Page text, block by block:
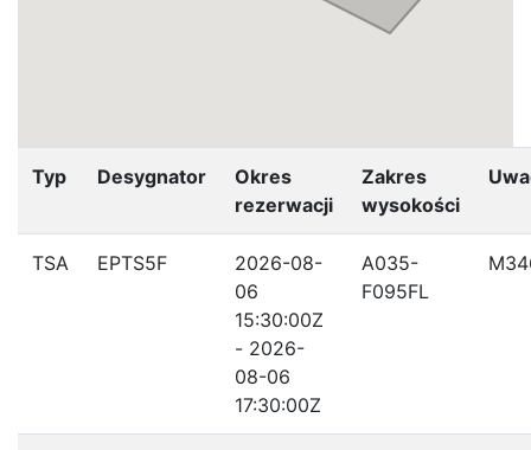
Typ Desygnator
Okres
rezerwacji
Zakres
wysokości
TSA EPTS5F
2026-08-
06
15:30:00Z
- 2026-
08-06
17:30:00Z
A035-
F095FL